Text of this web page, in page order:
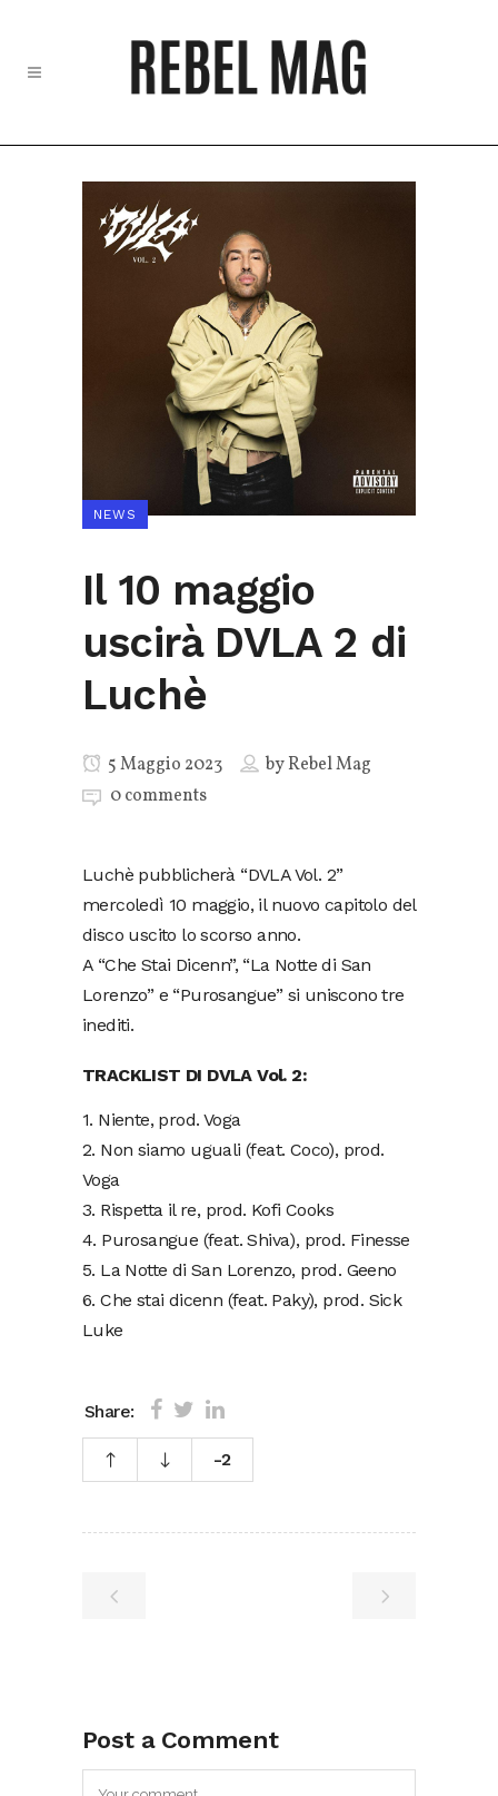
NEWS
Il 10 maggio
uscirà DVLA 2 di
Luchè
5 Maggio 2023 byRebel Mag
0 comments
Luchè pubblicherà “DVLA Vol. 2”
mercoledì 10 maggio, il nuovo capitolo del
disco uscito lo scorso anno.
A “Che Stai Dicenn”, “La Notte di San
Lorenzo” e “Purosangue” si uniscono tre
inediti.
TRACKLIST DI DVLA Vol. 2:
1. Niente, prod. Voga
2. Non siamo uguali (feat. Coco), prod.
Voga
3. Rispetta il re, prod. Kofi Cooks
4. Purosangue (feat. Shiva), prod. Finesse
5. La Notte di San Lorenzo, prod. Geeno
6. Che stai dicenn (feat. Paky), prod. Sick
Luke
Share:
-2
Post a Comment